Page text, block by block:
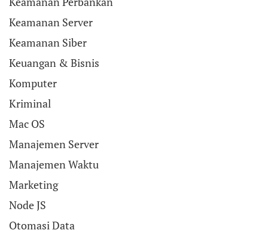
Keamanan Server
Keamanan Siber
Keuangan & Bisnis
Komputer
Kriminal
Mac OS
Manajemen Server
Manajemen Waktu
Marketing
Node JS
Otomasi Data